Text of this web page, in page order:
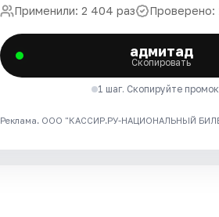
Применили: 2 404 раз Проверено:
адмитад
Скопировать
1 шаг. Скопируйте
Реклама. ООО "КАССИР.РУ-НАЦИОНАЛЬНЫЙ